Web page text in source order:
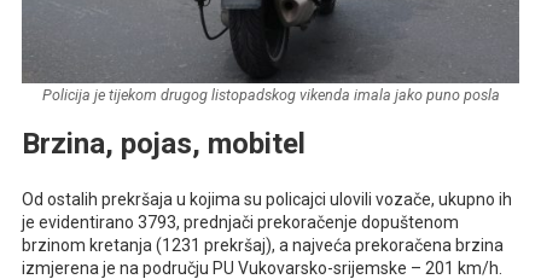
Policija je tijekom drugog listopadskog vikenda imala jako puno posla
Brzina, pojas, mobitel
Od ostalih prekršaja u kojima su policajci ulovili vozače, ukupno ih
je evidentirano 3793, prednjači prekoračenje dopuštenom
brzinom kretanja (1231 prekršaj), a najveća prekoračena brzina
izmjerena je na području PU Vukovarsko-srijemske – 201 km/h.